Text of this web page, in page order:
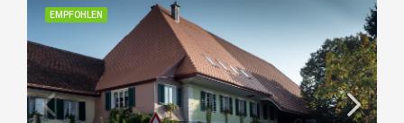
EMPFOHLEN